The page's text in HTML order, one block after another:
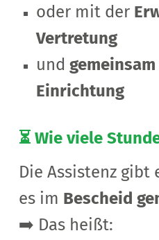
oder mit der
Vertretung
und
Einrichtung
⏳ Wie viele
Die Assistenz gibt
es im Bescheid
➡️ Das heißt: